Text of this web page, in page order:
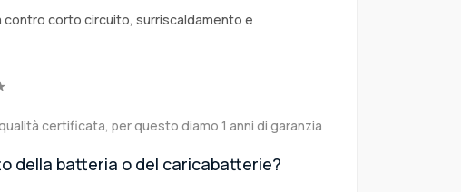
corto circuito, surriscaldamento e
certificata, per questo diamo 1 anni di garanzia
della batteria o del caricabatterie?